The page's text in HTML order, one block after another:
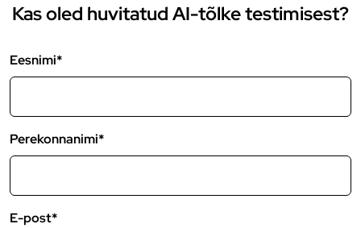
Kas oled huvitatud AI-tõlke testimisest?
Eesnimi*
Perekonnanimi*
E-post*